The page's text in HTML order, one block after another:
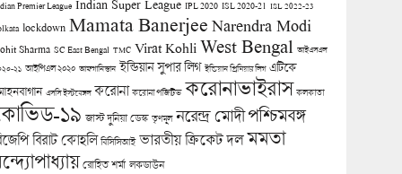
Premier League Indian Super League IPL 2020 ISL 2020-21 ISL 2022-23
lockdown Mamata Banerjee Narendra Modi
Sharma SC East Bengal TMC Virat Kohli West Bengal আইএসএল
২১ আইপিএল ২০২০ আফগানিস্তান ইন্ডিয়ান সুপার লিগ ইন্ডিয়ান প্রিমিয়ার লিগ এটিকে
এসসি ইস্টবেঙ্গল করোনা করোনা পজিটিভ করোনাভাইরাস কলকাতা
১৯ জাস্ট দুনিয়া ডেস্ক তৃণমূল নরেন্দ্র মোদী পশ্চিমবঙ্গ
বিরাট কোহলি বিসিসিআই ভারতীয় ক্রিকেট দল মমতা
রোহিত শর্মা লকডাউন